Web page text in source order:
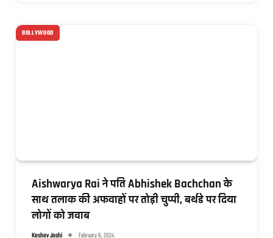
BOLLYWOOD
Aishwarya Rai ने पति Abhishek Bachchan के
साथ तलाक की अफवाहों पर तोड़ी चुप्पी, बर्थडे पर दिया
लोगों को जवाब
Keshav Joshi February 6, 2024